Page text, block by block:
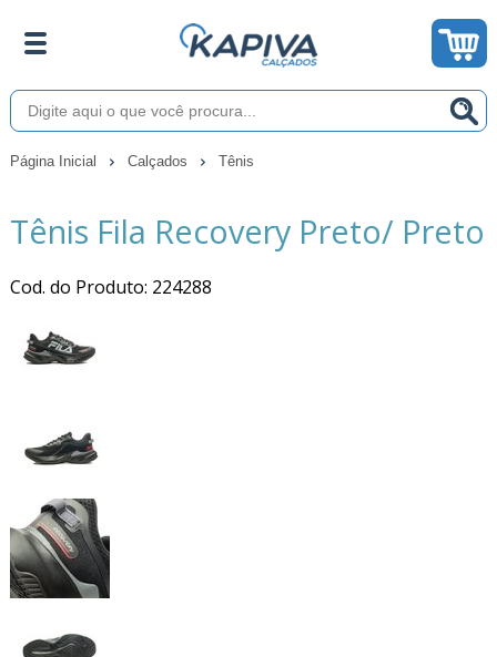
Página Inicial Calçados Tênis
Tênis Fila Recovery Preto/ Preto
Cod. do Produto: 224288